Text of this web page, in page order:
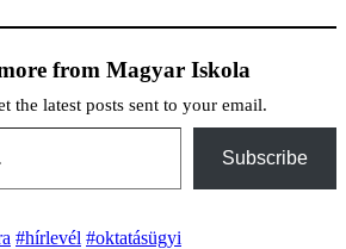
from Magyar Iskola
the latest posts sent to your email.
Subscribe
#hírlevél #oktatásügyi